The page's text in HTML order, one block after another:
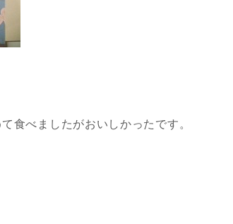
食べましたがおいしかったです。